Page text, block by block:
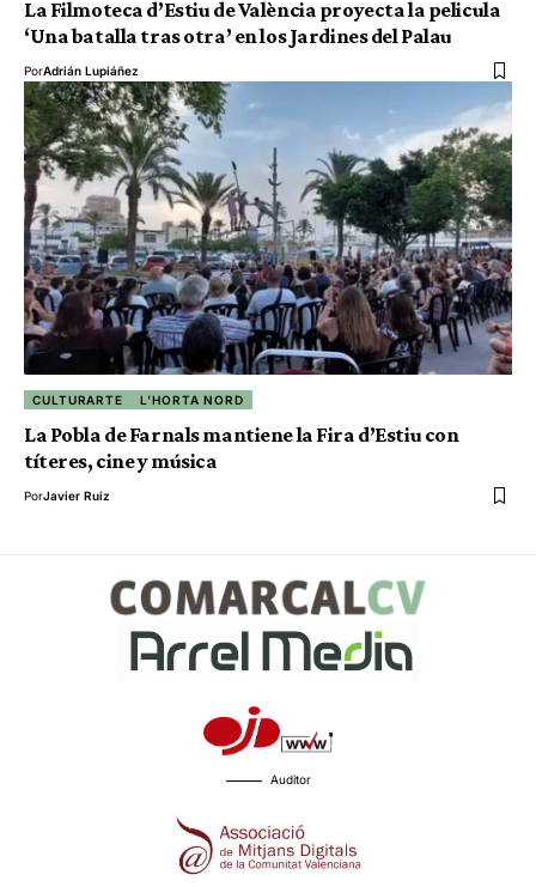
La Filmoteca d’Estiu de València proyecta la pelicula
‘Una batalla tras otra’ en los Jardines del Palau
PorAdrián Lupiáñez
CULTURARTE L'HORTA NORD
La Pobla de Farnals mantiene la Fira d’Estiu con
títeres, cine y música
PorJavier Ruiz
Auditor